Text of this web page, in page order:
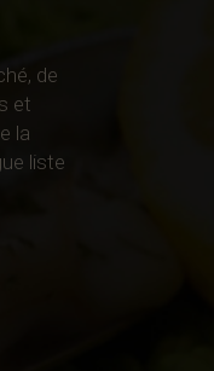
de
et
la
liste